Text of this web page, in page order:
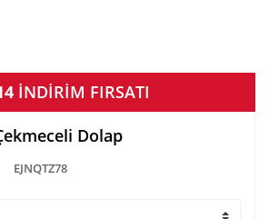
İNDİRİM FIRSATI
Dolap
EJNQTZ78